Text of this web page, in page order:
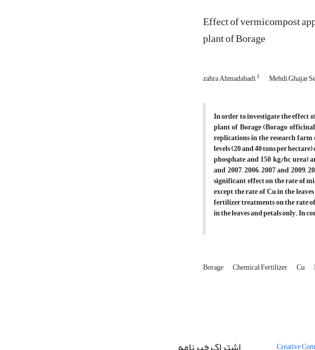
Effect of vermicompost
plant of Borage
zahra Ahmadabadi1 Mehdi Ghajar
In order to investigate the effect
plant of Borage (Borago
replications in the research
levels (20 and 40 tons per
phosphate and 150 kg/hc urea)
and 2007, 2006, 2007 and 2009,
significant effect on the rate of
except the rate of Cu in the
fertilizer treatments on the rate
in the leaves and petals only. In
Borage Chemical Fertilizer Cu